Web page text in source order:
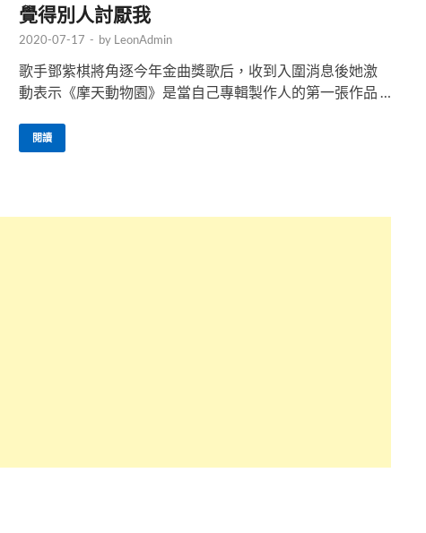
覺得別人討厭我
2020-07-17 - by LeonAdmin
歌手鄧紫棋將角逐今年金曲獎歌后，收到入圍消息後她激
動表示《摩天動物園》是當自己專輯製作人的第一張作品 …
閱讀